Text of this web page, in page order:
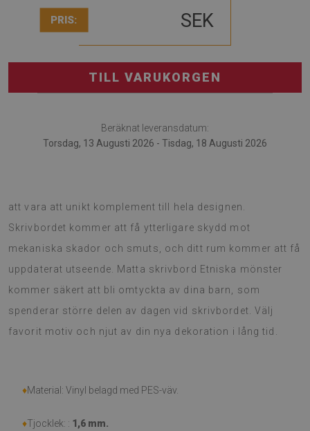
PRIS: SEK
TILL VARUKORGEN
Beräknat leveransdatum:
Torsdag, 13 Augusti 2026 - Tisdag, 18 Augusti 2026
att vara att unikt komplement till hela designen.
Skrivbordet kommer att få ytterligare skydd mot
mekaniska skador och smuts, och ditt rum kommer att få
uppdaterat utseende. Matta skrivbord Etniska mönster
kommer säkert att bli omtyckta av dina barn, som
spenderar större delen av dagen vid skrivbordet. Välj
favorit motiv och njut av din nya dekoration i lång tid.
♦Material: Vinyl belagd med PES-väv.
♦Tjocklek: : 1,6 mm.